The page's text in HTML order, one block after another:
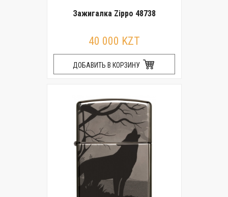
Зажигалка Zippo 48738
40 000 KZT
ДОБАВИТЬ В КОРЗИНУ